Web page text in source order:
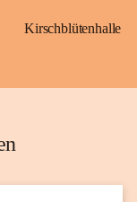
Kirschblütenhalle